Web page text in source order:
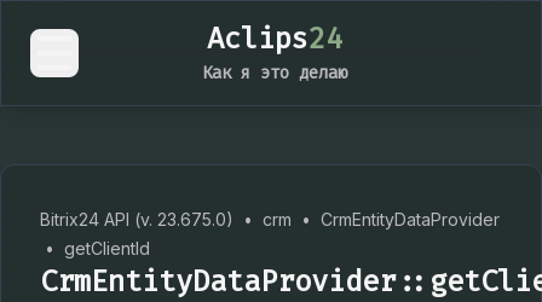
Aclips24
Как я это делаю
Bitrix24 API (v. 23.675.0) • crm • CrmEntityDataProvider
• getClientId